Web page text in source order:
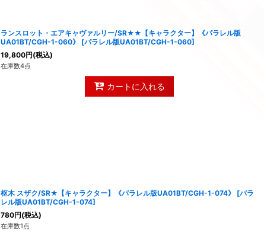
ランスロット・エアキャヴァルリー/SR★★【キャラクター】《パラレル版
UA01BT/CGH-1-060》
[パラレル版UA01BT/CGH-1-060]
19,800円(税込)
在庫数4点
カートに入れる
枢木 スザク/SR★【キャラクター】《パラレル版UA01BT/CGH-1-074》 [パラ
レル版UA01BT/CGH-1-074]
780円(税込)
在庫数1点